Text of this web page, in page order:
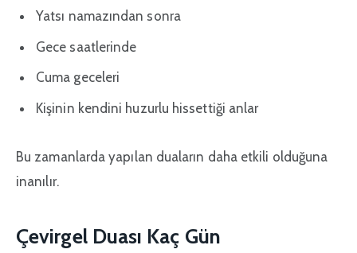
Yatsı namazından sonra
Gece saatlerinde
Cuma geceleri
Kişinin kendini huzurlu hissettiği anlar
Bu zamanlarda yapılan duaların daha etkili olduğuna
inanılır.
Çevirgel Duası Kaç Gün